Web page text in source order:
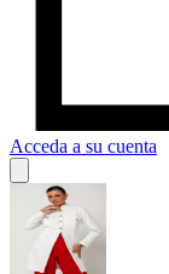
Acceda a su cuenta